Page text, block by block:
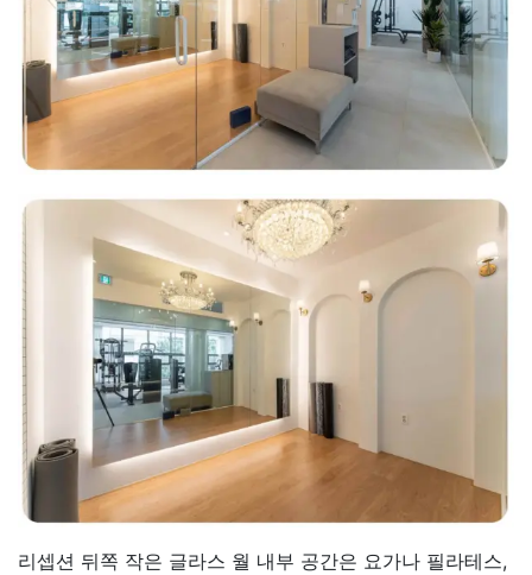
리셉션 뒤쪽 작은 글라스 월 내부 공간은 요가나 필라테스,